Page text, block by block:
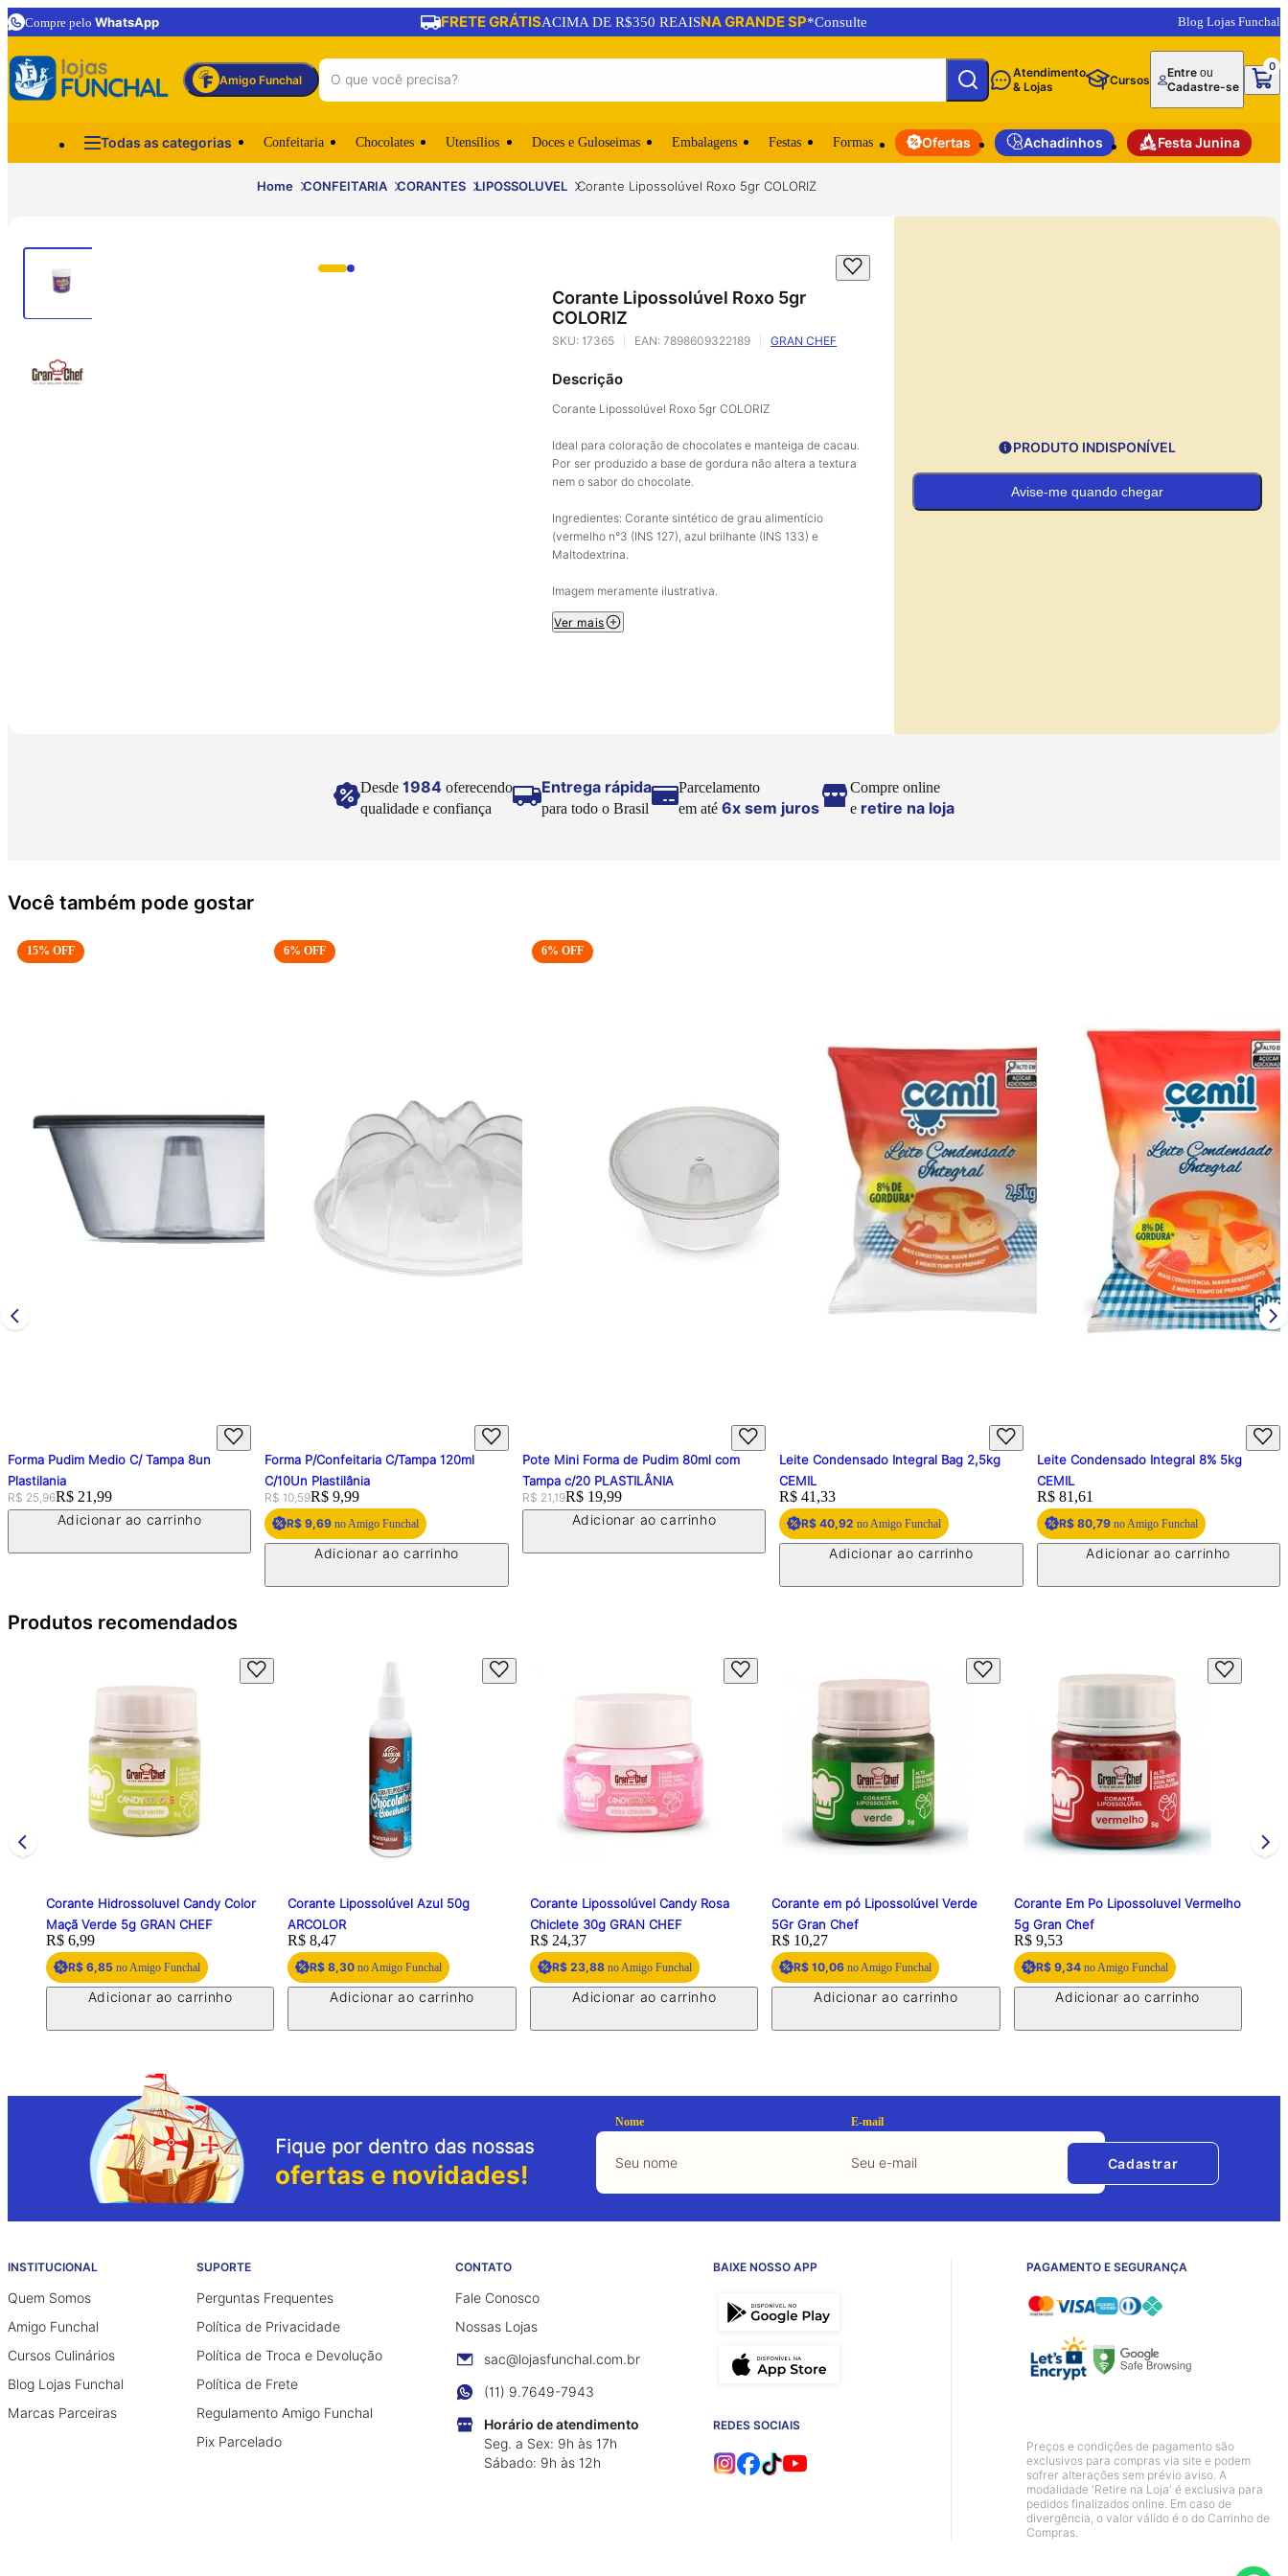
Compre pelo WhatsApp FRETE GRÁTISACIMA DE R$350 REAISNA GRANDE SP*Consulte Blog Lojas Funchal
Amigo Funchal
Atendimento
& Lojas
Cursos Entreou
Cadastre-se
0
Todas as categorias Confeitaria Chocolates Utensílios Doces e Guloseimas Embalagens Festas Formas Ofertas Achadinhos Festa Junina
Home CONFEITARIA CORANTES LIPOSSOLUVEL Corante Lipossolúvel Roxo 5gr COLORIZ
Corante Lipossolúvel Roxo 5gr
COLORIZ
SKU: 17365 EAN: 7898609322189 GRAN CHEF
Descrição
Corante Lipossolúvel Roxo 5gr COLORIZ
Ideal para coloração de chocolates e manteiga de cacau.
Por ser produzido a base de gordura não altera a textura
nem o sabor do chocolate.
Ingredientes: Corante sintético de grau alimentício
(vermelho n°3 (INS 127), azul brilhante (INS 133) e
Maltodextrina.
Imagem meramente ilustrativa.
Ver mais
PRODUTO INDISPONÍVEL
Avise-me quando chegar
Desde 1984 oferecendo
qualidade e confiança
Entrega rápida
para todo o Brasil
Parcelamento
em até 6x sem juros
Compre online
e retire na loja
Você também pode gostar
15% OFF
Forma Pudim Medio C/ Tampa 8un
Plastilania
Original price:
R$ 25,96Price:
R$ 21,99
Adicionar ao carrinho
6% OFF
Forma P/Confeitaria C/Tampa 120ml
C/10Un Plastilânia
Original price:
R$ 10,59Price:
R$ 9,99
R$ 9,69 no Amigo Funchal
Adicionar ao carrinho
6% OFF
Pote Mini Forma de Pudim 80ml com
Tampa c/20 PLASTILÂNIA
Original price:
R$ 21,19Price:
R$ 19,99
Adicionar ao carrinho
Leite Condensado Integral Bag 2,5kg
CEMIL
Price:
R$ 41,33
R$ 40,92 no Amigo Funchal
Adicionar ao carrinho
Leite Condensado Integral 8% 5kg
CEMIL
Price:
R$ 81,61
R$ 80,79no Amigo Funchal
Adicionar ao carrinho
Produtos recomendados
Corante Hidrossoluvel Candy Color
Maçã Verde 5g GRAN CHEF
Price:
R$ 6,99
R$ 6,85 no Amigo Funchal
Adicionar ao carrinho
Corante Lipossolúvel Azul 50g
ARCOLOR
Price:
R$ 8,47
R$ 8,30 no Amigo Funchal
Adicionar ao carrinho
Corante Lipossolúvel Candy Rosa
Chiclete 30g GRAN CHEF
Price:
R$ 24,37
R$ 23,88no Amigo Funchal
Adicionar ao carrinho
Corante em pó Lipossolúvel Verde
5Gr Gran Chef
Price:
R$ 10,27
R$ 10,06 no Amigo Funchal
Adicionar ao carrinho
Corante Em Po Lipossoluvel Vermelho
5g Gran Chef
Price:
R$ 9,53
R$ 9,34no Amigo Funchal
Adicionar ao carrinho
Fique por dentro das nossas
ofertas e novidades!
Nome E-mail
Cadastrar
INSTITUCIONAL
Quem Somos
Amigo Funchal
Cursos Culinários
Blog Lojas Funchal
Marcas Parceiras
SUPORTE
Perguntas Frequentes
Política de Privacidade
Política de Troca e Devolução
Política de Frete
Regulamento Amigo Funchal
Pix Parcelado
CONTATO
Fale Conosco
Nossas Lojas
sac@lojasfunchal.com.br
(11) 9.7649-7943
Horário de atendimento
Seg. a Sex: 9h às 17h
Sábado: 9h às 12h
BAIXE NOSSO APP
REDES SOCIAIS
PAGAMENTO E SEGURANÇA
Preços e condições de pagamento são
exclusivos para compras via site e podem
sofrer alterações sem prévio aviso. A
modalidade 'Retire na Loja' é exclusiva para
pedidos finalizados online. Em caso de
divergência, o valor válido é o do Carrinho de
Compras.